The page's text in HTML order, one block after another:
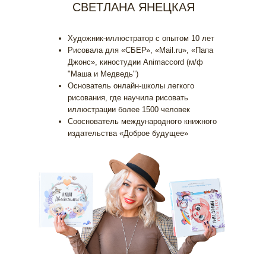
Художник-иллюстратор с опытом 10 лет
Рисовала для «СБЕР», «Mail.ru», «Папа
Джонс», киностудии Animaccord (м/ф
"Маша и Медведь")
Основатель онлайн-школы легкого
рисования, где научила рисовать
иллюстрации более 1500 человек
Сооснователь международного книжного
издательства «Доброе будущее»
СВЕТЛАНА ЯНЕЦКАЯ